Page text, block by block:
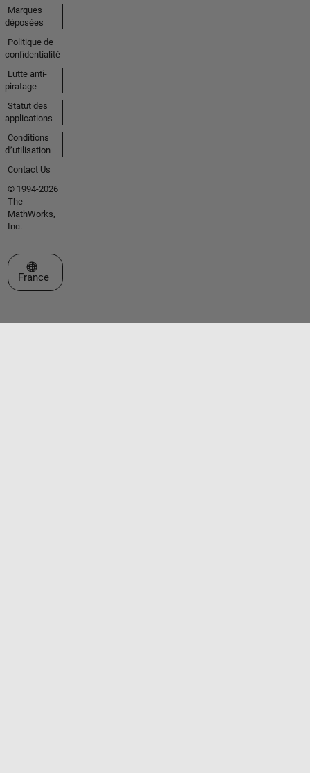
Marques
déposées
Politique de
confidentialité
Lutte anti-
piratage
Statut des
applications
Conditions
d՚utilisation
Contact Us
© 1994-2026
The
MathWorks,
Inc.
Sélectionner un site web
France